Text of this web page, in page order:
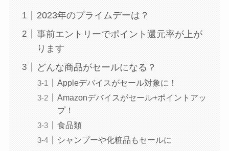
2023年のプライムデーは？
事前エントリーでポイント還元率が上が
ります
どんな商品がセールになる？
Appleデバイスがセール対象に！
Amazonデバイスがセール+ポイントアッ
プ！
食品類
シャンプーや化粧品もセールに